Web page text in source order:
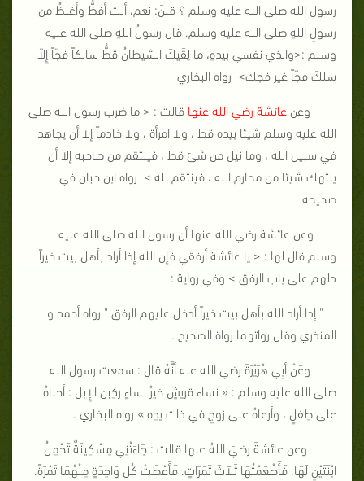
رسول الله صلى الله عليه وسلم ؟ قلنَ: نعم، أنت أفظُّ وأغلظُ من
رسولِ اللهِ صلى الله عليه وسلم. قال رسولُ اللهِ صلى الله عليه
وسلم :<والذي نفسي بيدهِ، ما لِقَيكَ الشيطانُ قطُّ سالكاً فجّاً إِلاّ
سَلكَ فجّاً غيرَ فجك> رواه البخاري
وعن عائشة رضي الله عنها قالت : < ما ضرب رسول الله صلى
الله عليه وسلم شيئا بيده قط ، ولا امرأة ، ولا خادماً إلا أن يجاهد
في سبيل الله ، وما نيل من شئ قط ، فينتقم من صاحبه إلا أن
ينتهك شيئا من محارم الله ، فينتقم لله > رواه ابن حبان في
صحيحه
وعن عائشة رضي الله عنها أن رسول الله صلى الله عليه
وسلم قال لها : < يا عائشة أرفقي فإن الله إذا أراد بأهل بيت خيراً
دلهم على باب الرفق > وفي رواية :
" إذا أراد الله بأهل بيت خيراً أدخل عليهم الرفق " رواه أحمد و
المنذري وقال رواتهما رواة الصحيح .
وعَنْ أَبِي هُرَيْرَةَ رضي الله عنه أنَّهُ قال : سمعت رسول الله
صلى الله عليه وسلم : « نساء قريشٍ خيرُ نساءٍ ركِبنَ الإِبل : أحناهُ
على طِفلٍ ، وأرعاهُ على زوجٍ في ذات يدِه » رواه البخاري .
وعن عائشةَ رضيَ اللهُ عنها قالت : جَاءَتْنِي مِسْكِينَةٌ تَحْمِلُ
ابْنَتَيْنِ لَهَا. فَأَطْعَمْتُهَا ثَلاَثَ تَمَرَاتٍ. فَأَعْطَتْ كُل وَاحِدَةٍ مِنْهُمَا تَمْرَةً.